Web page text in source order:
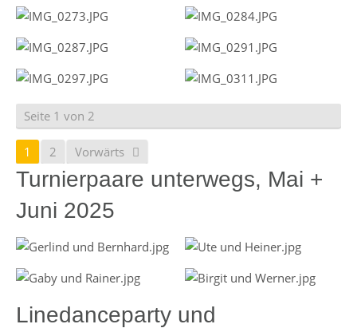
Seite 1 von 2
1 2 Vorwärts
Turnierpaare unterwegs, Mai +
Juni 2025
Linedanceparty und